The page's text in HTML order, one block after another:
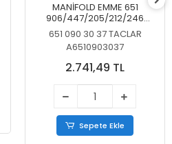
MANİFOLD EMME 651
906/447/205/212/246
KELEBEKSİZ
651 090 30 37 TACLAR
A6510903037
2.741,49 TL
Sepete Ekle